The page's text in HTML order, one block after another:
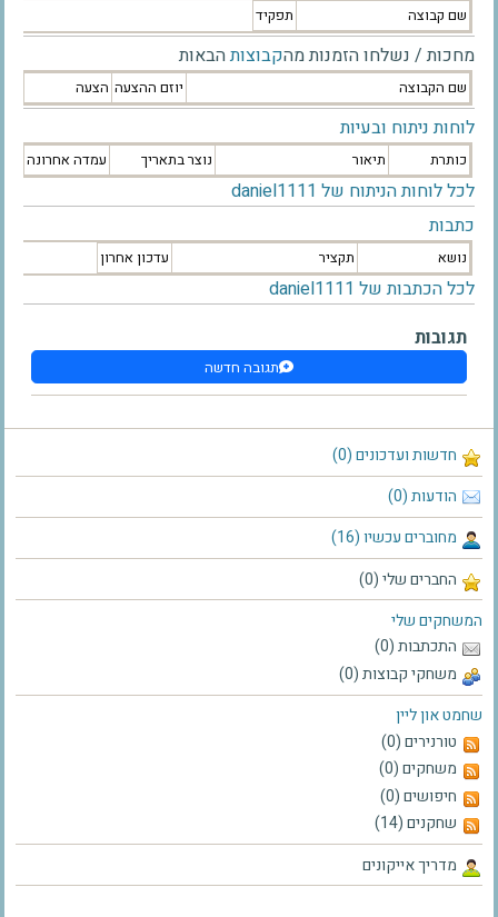
חדשות ועדכונים (0)
הודעות (0)
מחוברים עכשיו (16)
החברים שלי (0)
המשחקים שלי
התכתבות (0)
משחקי קבוצות (0)
שחמט און ליין
טורנירים (0)
משחקים (0)
חיפושים (0)
שחקנים (14)
מדריך אייקונים
שם קבוצה תפקיד
מחכות / נשלחו הזמנות מהקבוצותהבאות
שם הקבוצה יוזם ההצעה הצעה
לוחות ניתוח ובעיות
כותרת תיאור נוצר בתאריך עמדה אחרונה
לכל לוחות הניתוח של daniel1111
כתבות
נושא תקציר עדכון אחרון
לכל הכתבות של daniel1111
תגובות
תגובה חדשה